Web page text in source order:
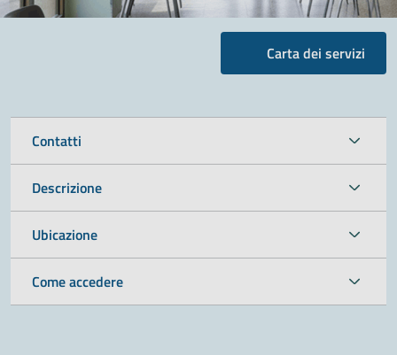
Carta dei servizi
Contatti
Descrizione
Ubicazione
Come accedere